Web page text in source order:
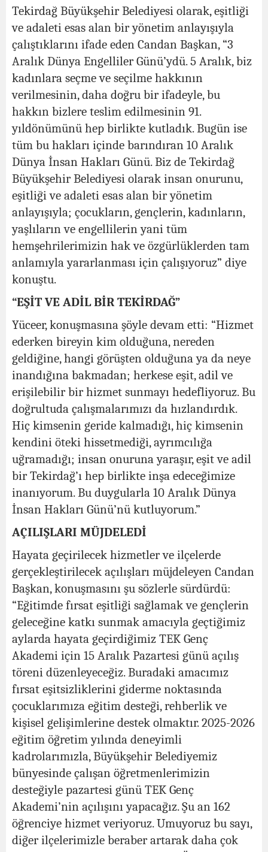
Tekirdağ Büyükşehir Belediyesi olarak, eşitliği
ve adaleti esas alan bir yönetim anlayışıyla
çalıştıklarını ifade eden Candan Başkan, “3
Aralık Dünya Engelliler Günü’ydü. 5 Aralık, biz
kadınlara seçme ve seçilme hakkının
verilmesinin, daha doğru bir ifadeyle, bu
hakkın bizlere teslim edilmesinin 91.
yıldönümünü hep birlikte kutladık. Bugün ise
tüm bu hakları içinde barındıran 10 Aralık
Dünya İnsan Hakları Günü. Biz de Tekirdağ
Büyükşehir Belediyesi olarak insan onurunu,
eşitliği ve adaleti esas alan bir yönetim
anlayışıyla; çocukların, gençlerin, kadınların,
yaşlıların ve engellilerin yani tüm
hemşehrilerimizin hak ve özgürlüklerden tam
anlamıyla yararlanması için çalışıyoruz” diye
konuştu.
“EŞİT VE ADİL BİR TEKİRDAĞ”
Yüceer, konuşmasına şöyle devam etti: “Hizmet
ederken bireyin kim olduğuna, nereden
geldiğine, hangi görüşten olduğuna ya da neye
inandığına bakmadan; herkese eşit, adil ve
erişilebilir bir hizmet sunmayı hedefliyoruz. Bu
doğrultuda çalışmalarımızı da hızlandırdık.
Hiç kimsenin geride kalmadığı, hiç kimsenin
kendini öteki hissetmediği, ayrımcılığa
uğramadığı; insan onuruna yaraşır, eşit ve adil
bir Tekirdağ’ı hep birlikte inşa edeceğimize
inanıyorum. Bu duygularla 10 Aralık Dünya
İnsan Hakları Günü’nü kutluyorum.”
AÇILIŞLARI MÜJDELEDİ
Hayata geçirilecek hizmetler ve ilçelerde
gerçekleştirilecek açılışları müjdeleyen Candan
Başkan, konuşmasını şu sözlerle sürdürdü:
“Eğitimde fırsat eşitliği sağlamak ve gençlerin
geleceğine katkı sunmak amacıyla geçtiğimiz
aylarda hayata geçirdiğimiz TEK Genç
Akademi için 15 Aralık Pazartesi günü açılış
töreni düzenleyeceğiz. Buradaki amacımız
fırsat eşitsizliklerini giderme noktasında
çocuklarımıza eğitim desteği, rehberlik ve
kişisel gelişimlerine destek olmaktır. 2025-2026
eğitim öğretim yılında deneyimli
kadrolarımızla, Büyükşehir Belediyemiz
bünyesinde çalışan öğretmenlerimizin
desteğiyle pazartesi günü TEK Genç
Akademi’nin açılışını yapacağız. Şu an 162
öğrenciye hizmet veriyoruz. Umuyoruz bu sayı,
diğer ilçelerimizle beraber artarak daha çok